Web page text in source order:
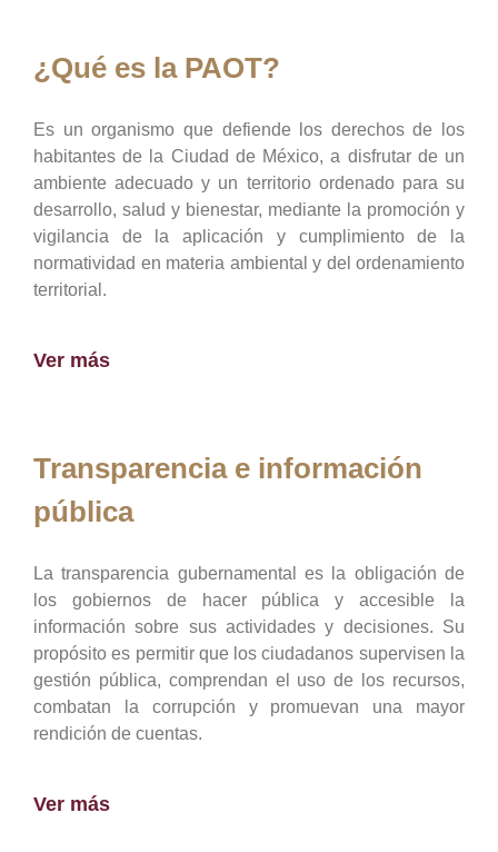
¿Qué es la PAOT?
Es un organismo que defiende los derechos de los
habitantes de la Ciudad de México, a disfrutar de un
ambiente adecuado y un territorio ordenado para su
desarrollo, salud y bienestar, mediante la promoción y
vigilancia de la aplicación y cumplimiento de la
normatividad en materia ambiental y del ordenamiento
territorial.
Ver más
Transparencia e información
pública
La transparencia gubernamental es la obligación de
los gobiernos de hacer pública y accesible la
información sobre sus actividades y decisiones. Su
propósito es permitir que los ciudadanos supervisen la
gestión pública, comprendan el uso de los recursos,
combatan la corrupción y promuevan una mayor
rendición de cuentas.
Ver más